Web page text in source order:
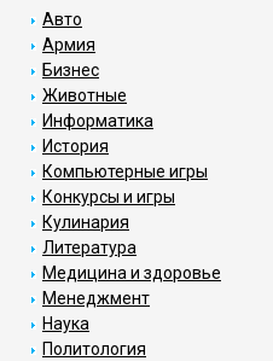
Авто
Армия
Бизнес
Животные
Информатика
История
Компьютерные игры
Конкурсы и игры
Кулинария
Литература
Медицина и здоровье
Менеджмент
Наука
Политология